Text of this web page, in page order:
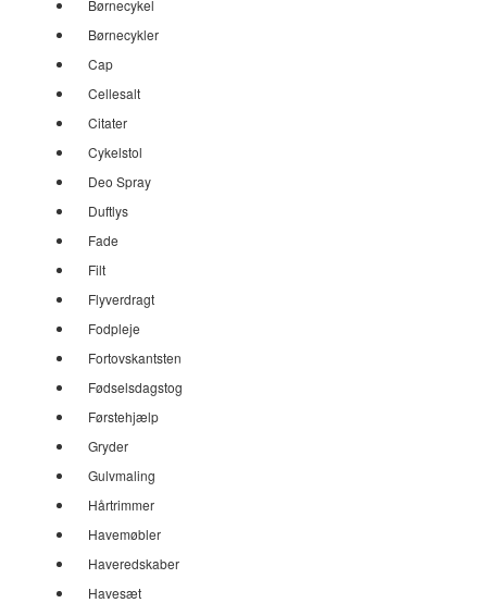
Børnecykel
Børnecykler
Cap
Cellesalt
Citater
Cykelstol
Deo Spray
Duftlys
Fade
Filt
Flyverdragt
Fodpleje
Fortovskantsten
Fødselsdagstog
Førstehjælp
Gryder
Gulvmaling
Hårtrimmer
Havemøbler
Haveredskaber
Havesæt